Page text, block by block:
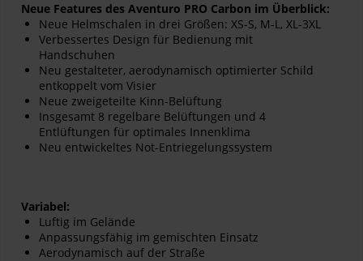
Neue Features des Aventuro PRO Carbon im Überblick:
Neue Helmschalen in drei Größen: XS-S, M-L, XL-3XL
Verbessertes Design für Bedienung mit
Handschuhen
Neu gestalteter, aerodynamisch optimierter Schild
entkoppelt vom Visier
Neue zweigeteilte Kinn-Belüftung
Insgesamt 8 regelbare Belüftungen und 4
Entlüftungen für optimales Innenklima
Neu entwickeltes Not-Entriegelungssystem
Variabel:
Luftig im Gelände
Anpassungsfähig im gemischten Einsatz
Aerodynamisch auf der Straße